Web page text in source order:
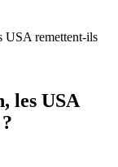
USA remettent-ils
les USA